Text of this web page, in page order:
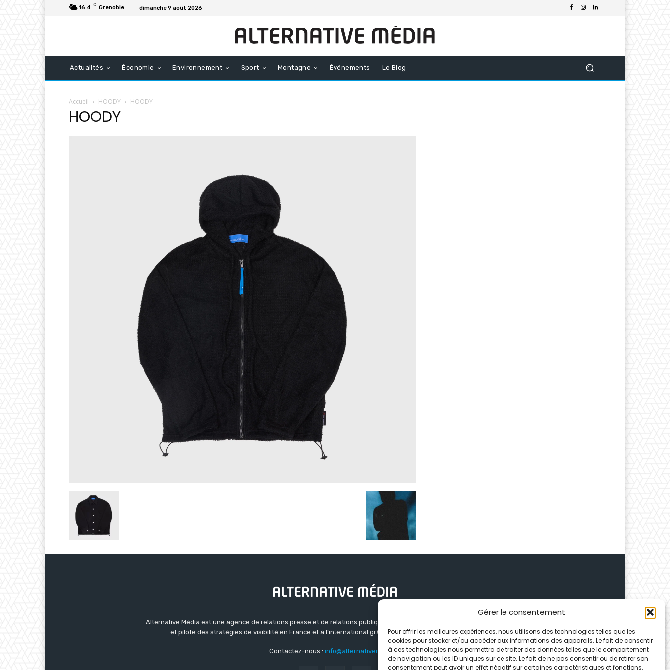
Gérer le consentement
Pour offrir les meilleures expériences, nous utilisons des technologies telles que les
cookies pour stocker et/ou accéder aux informations des appareils. Le fait de consentir
à ces technologies nous permettra de traiter des données telles que le comportement
de navigation ou les ID uniques sur ce site. Le fait de ne pas consentir ou de retirer son
consentement peut avoir un effet négatif sur certaines caractéristiques et fonctions.
16.4 C Grenoble dimanche 9 août 2026
Actualités Économie Environnement Sport Montagne Événements Le Blog
Accueil HOODY HOODY
HOODY
Alternative Média est une agence de relations presse et de relations publiques basée à Grenoble. Depuis 1995, elle conçoit
et pilote des stratégies de visibilité en France et à l’international grâce à un réseau d’agences partenaires.
Contactez-nous : info@alternativemedia.fr